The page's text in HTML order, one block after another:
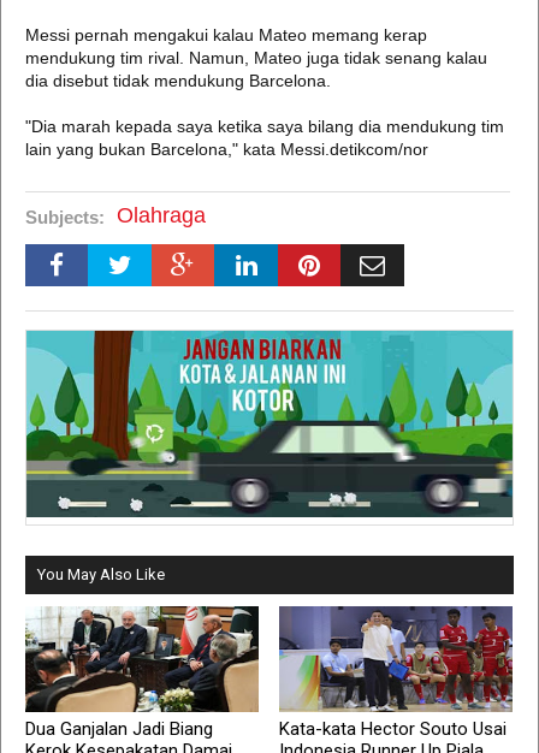
Messi pernah mengakui kalau Mateo memang kerap
mendukung tim rival. Namun, Mateo juga tidak senang kalau
dia disebut tidak mendukung Barcelona.
"Dia marah kepada saya ketika saya bilang dia mendukung tim
lain yang bukan Barcelona," kata Messi.detikcom/nor
Subjects: Olahraga
You May Also Like
Dua Ganjalan Jadi Biang
Kata-kata Hector Souto Usai